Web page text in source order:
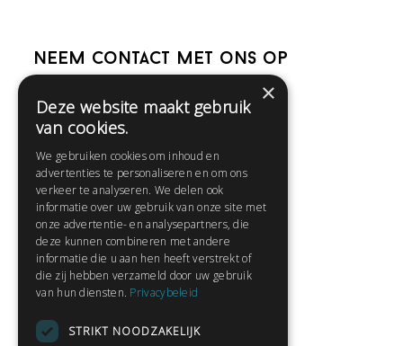
Neem contact met ons op
Help
Contact
Huisregels
Snel naar:
Gratis aanmelden
Privacybeleid
×
Deze website maakt gebruik
van cookies.
We gebruiken cookies om inhoud en
advertenties te personaliseren en om ons
verkeer te analyseren. We delen ook
informatie over uw gebruik van onze site met
onze advertentie- en analysepartners, die
deze kunnen combineren met andere
informatie die u aan hen heeft verstrekt of
die zij hebben verzameld door uw gebruik
van hun diensten. Privacybeleid
STRIKT NOODZAKELIJK